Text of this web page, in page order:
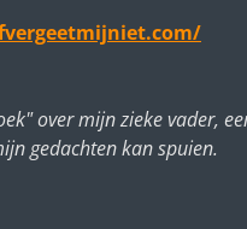
over mijn zieke vader,
gedachten kan spuien.